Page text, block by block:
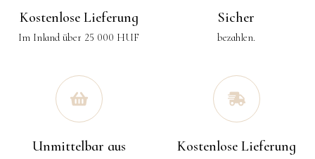
Kostenlose Lieferung
Im Inland über 25 000 HUF
Sicher
bezahlen.
Unmittelbar aus Kostenlose Lieferung